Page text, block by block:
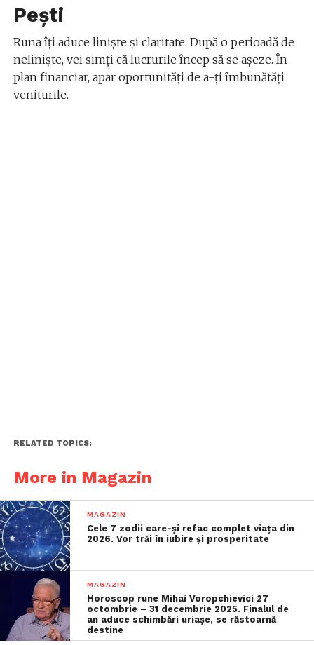
Pești
Runa îți aduce liniște și claritate. După o perioadă de
neliniște, vei simți că lucrurile încep să se așeze. În
plan financiar, apar oportunități de a-ți îmbunătăți
veniturile.
RELATED TOPICS:
More in Magazin
MAGAZIN
Cele 7 zodii care-și refac complet viața din
2026. Vor trăi în iubire și prosperitate
MAGAZIN
Horoscop rune Mihai Voropchievici 27
octombrie – 31 decembrie 2025. Finalul de
an aduce schimbări uriașe, se răstoarnă
destine